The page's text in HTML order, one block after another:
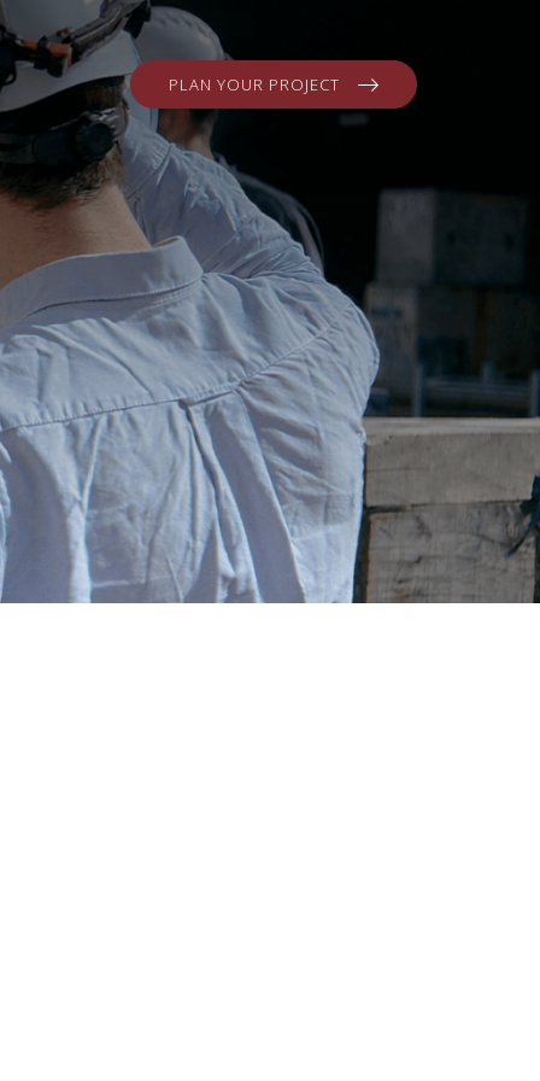
PLAN YOUR PROJECT